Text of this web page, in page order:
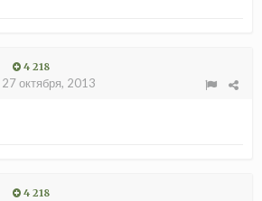
4 218
27 октября, 2013
4 218